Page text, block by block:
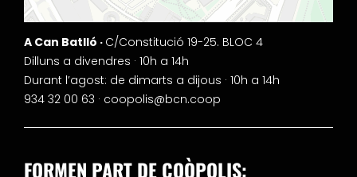
A Can Batlló · C/Constitució 19-25. BLOC 4
Dilluns a divendres · 10h a 14h
Durant l’agost: de dimarts a dijous · 10h a 14h
934 32 00 63 · coopolis@bcn.coop
FORMEN PART DE COÒPOLIS: